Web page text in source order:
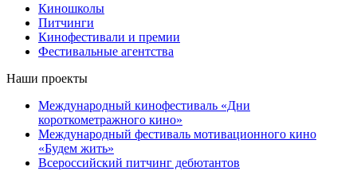
Киношколы
Питчинги
Кинофестивали и премии
Фестивальные агентства
Наши проекты
Международный кинофестиваль «Дни
короткометражного кино»
Международный фестиваль мотивационного кино
«Будем жить»
Всероссийский питчинг дебютантов